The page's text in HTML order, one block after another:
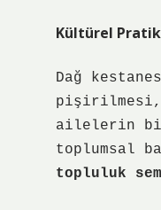
Kültürel
Dağ
pişirilmesi,
ailelerin bir
toplumsal
topluluk